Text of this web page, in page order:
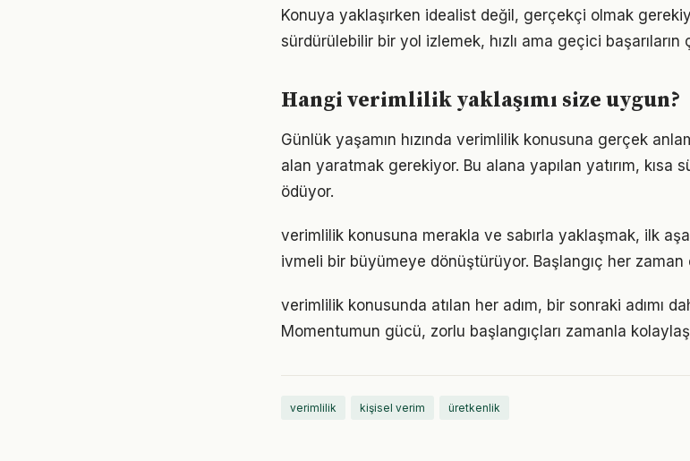
Konuya yaklaşırken idealist değil, gerçekçi olmak
sürdürülebilir bir yol izlemek, hızlı ama geçici
Hangi verimlilik yaklaşımı size uygun?
Günlük yaşamın hızında verimlilik konusuna gerçek
alan yaratmak gerekiyor. Bu alana yapılan yatırım,
ödüyor.
verimlilik konusuna merakla ve sabırla yaklaşmak, ilk
ivmeli bir büyümeye dönüştürüyor. Başlangıç her zaman
verimlilik konusunda atılan her adım, bir sonraki adımı
Momentumun gücü, zorlu başlangıçları zamanla
verimlilik kişisel verim üretkenlik